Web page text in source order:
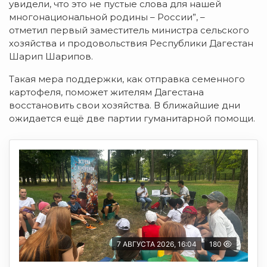
увидели, что это не пустые слова для нашей
многонациональной родины – России”, –
отметил первый заместитель министра сельского
хозяйства и продовольствия Республики Дагестан
Шарип Шарипов.
Такая мера поддержки, как отправка семенного
картофеля, поможет жителям Дагестана
восстановить свои хозяйства. В ближайшие дни
ожидается ещё две партии гуманитарной помощи.
7 АВГУСТА 2026, 16:04 180